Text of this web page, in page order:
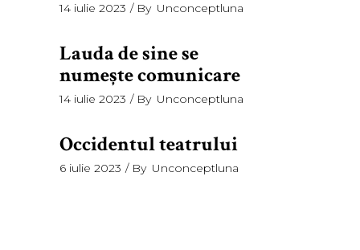
14 iulie 2023 By Unconceptluna
Lauda de sine se
numeşte comunicare
14 iulie 2023 By Unconceptluna
Occidentul teatrului
6 iulie 2023 By Unconceptluna